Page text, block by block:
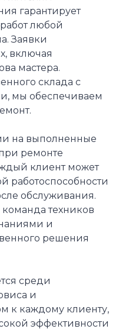
гарантирует
любой
Заявки
включая
мастера.
склада с
мы обеспечиваем
на выполненные
ремонте
клиент может
работоспособности
обслуживания.
техников
и
решения
среди
и
к каждому клиенту,
эффективности